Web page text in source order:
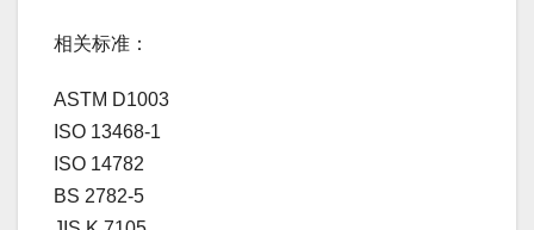
相关标准：
ASTM D1003
ISO 13468-1
ISO 14782
BS 2782-5